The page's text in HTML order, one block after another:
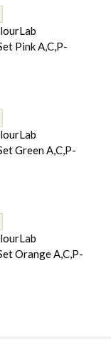
Pink A,C,P-
Green A,C,P-
Orange A,C,P-